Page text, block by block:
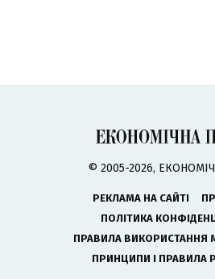
© 2005-2026,
РЕКЛАМА НА САЙТІ
ПОЛІТИКА
ПРАВИЛА ВИКОРИСТАННЯ
ПРИНЦИПИ І ПРАВИЛА